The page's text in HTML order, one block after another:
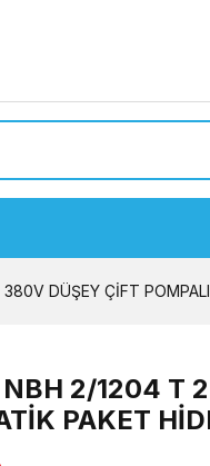
DÜŞEY ÇİFT
2/1204 T
PAKET